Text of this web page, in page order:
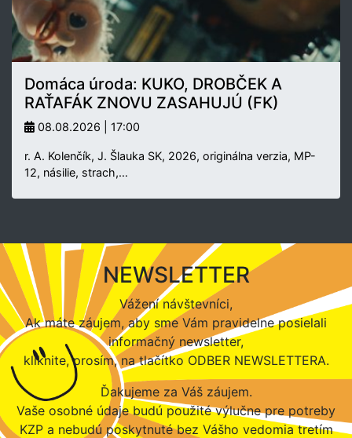
Domáca úroda: KUKO, DROBČEK A
RAŤAFÁK ZNOVU ZASAHUJÚ (FK)
08.08.2026 | 17:00
r. A. Kolenčík, J. Šlauka SK, 2026, originálna verzia, MP-
12, násilie, strach,…
NEWSLETTER
Vážení návštevníci,
Ak máte záujem, aby sme Vám pravidelne posielali
informačný newsletter,
kliknite, prosím, na tlačítko ODBER NEWSLETTERA.
Ďakujeme za Váš záujem.
Vaše osobné údaje budú použité výlučne pre potreby
KZP a nebudú poskytnuté bez Vášho vedomia tretím